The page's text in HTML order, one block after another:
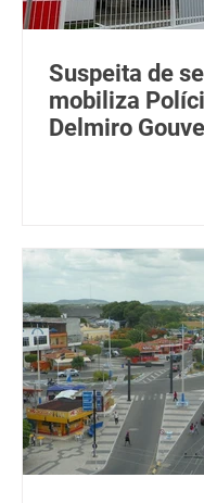
Suspeita de
mobiliza
Delmiro